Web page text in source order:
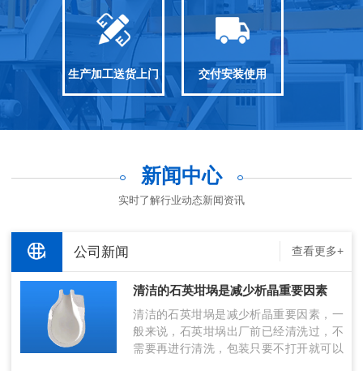
生产加工送货上门 交付安装使用
新闻中心
实时了解行业动态新闻资讯
公司新闻 查看更多+
清洁的石英坩埚是减少析晶重要因素
清洁的石英坩埚是减少析晶重要因素，一
般来说，石英坩埚出厂前已经清洗过，不
需要再进行清洗，包装只要不打开就可以